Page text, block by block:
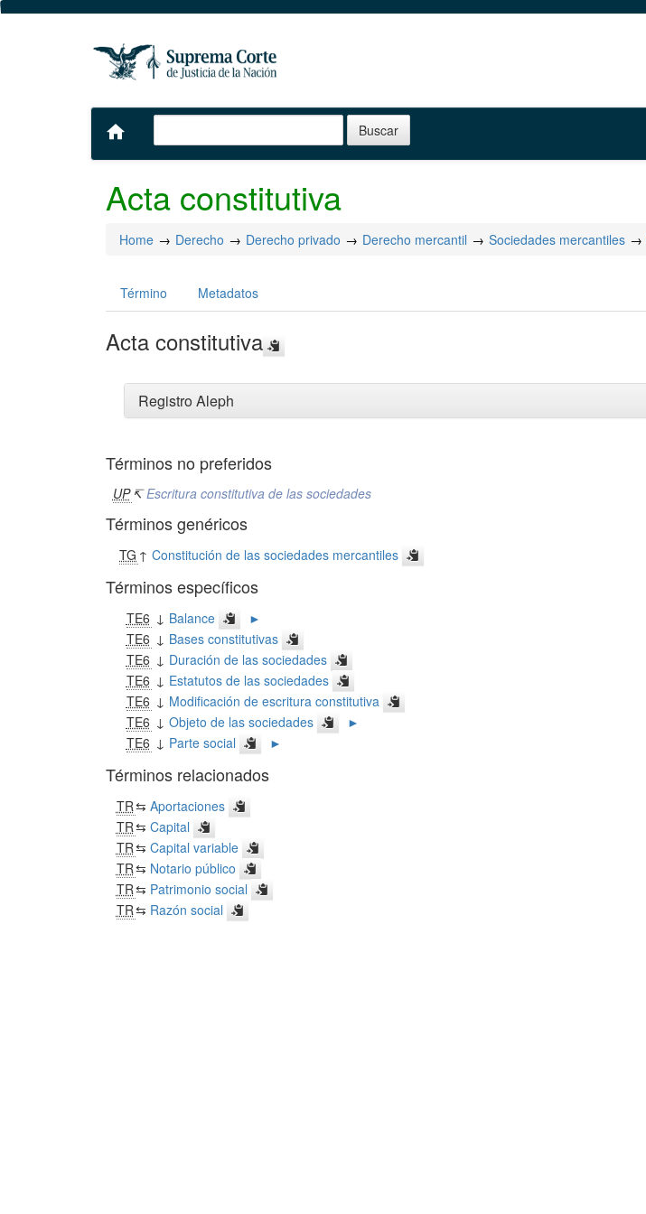
home
Acta constitutiva
Home Derecho Derecho privado Derecho mercantil Sociedades mercantiles
Término Metadatos
Acta constitutiva
Registro Aleph
Términos no preferidos
UP ↸Escritura constitutiva de las sociedades
Términos genéricos
TG ↑Constitución de las sociedades mercantiles
Términos específicos
TE6 ↓ Balance
►
TE6 ↓ Bases constitutivas
TE6 ↓ Duración de las sociedades
TE6 ↓ Estatutos de las sociedades
TE6 ↓ Modificación de escritura constitutiva
TE6 ↓ Objeto de las sociedades
►
TE6 ↓ Parte social ►
Términos relacionados
TR⇆ Aportaciones
TR⇆ Capital
TR⇆ Capital variable
TR⇆ Notario público
TR⇆ Patrimonio social
TR⇆ Razón social